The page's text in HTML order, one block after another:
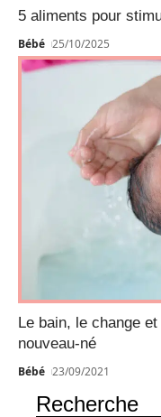
5 aliments pour
Bébé 25/10/2025
Le bain, le change
nouveau-né
Bébé 23/09/2021
Recherche